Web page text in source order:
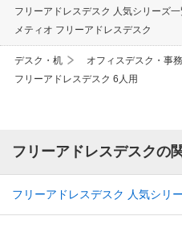
フリーアドレスデスク 人気シリーズ
メティオ フリーアドレスデスク
デスク・机 オフィスデスク・事
フリーアドレスデスク 6人用
フリーアドレスデスクの
フリーアドレスデスク 人気シリ